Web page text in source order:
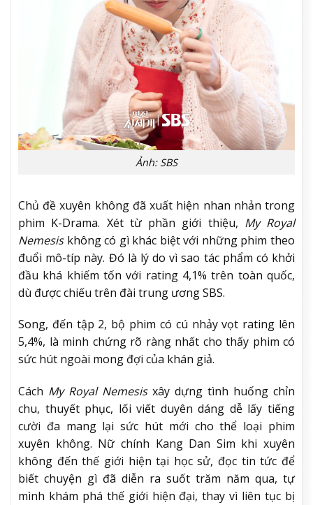
Ảnh: SBS
Chủ đề xuyên không đã xuất hiện nhan nhản trong
phim K-Drama. Xét từ phần giới thiệu, My Royal
Nemesiskhông có gì khác biệt với những phim theo
đuổi mô-típ này. Đó là lý do vì sao tác phẩm có khởi
đầu khá khiếm tốn với rating 4,1% trên toàn quốc,
dù được chiếu trên đài trung ương SBS.
Song, đến tập 2, bộ phim có cú nhảy vọt rating lên
5,4%, là minh chứng rõ ràng nhất cho thấy phim có
sức hút ngoài mong đợi của khán giả.
Cách My Royal Nemesisxây dựng tình huống chỉn
chu, thuyết phục, lối viết duyên dáng dễ lấy tiếng
cười đa mang lại sức hút mới cho thể loại phim
xuyên không. Nữ chính Kang Dan Sim khi xuyên
không đến thế giới hiện tại học sử, đọc tin tức để
biết chuyện gì đã diễn ra suốt trăm năm qua, tự
mình khám phá thế giới hiện đại, thay vì liên tục bị